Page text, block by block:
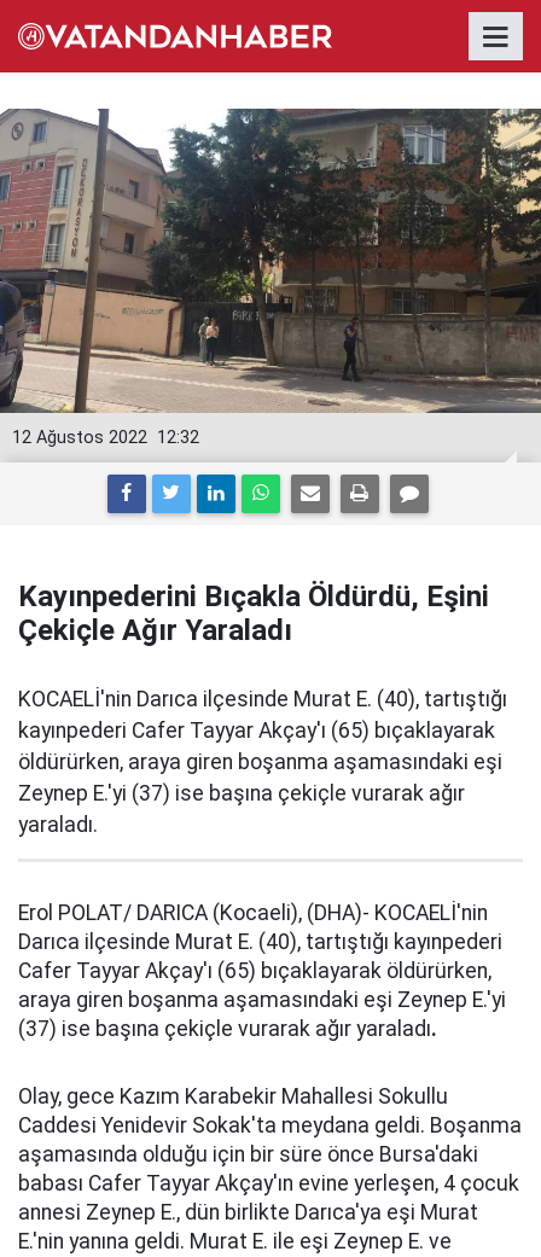
12:32
12 Ağustos 2022
Kayınpederini Bıçakla Öldürdü, Eşini
Çekiçle Ağır Yaraladı
KOCAELİ'nin Darıca ilçesinde Murat E. (40), tartıştığı
kayınpederi Cafer Tayyar Akçay'ı (65) bıçaklayarak
öldürürken, araya giren boşanma aşamasındaki eşi
Zeynep E.'yi (37) ise başına çekiçle vurarak ağır
yaraladı.
Erol POLAT/ DARICA (Kocaeli), (DHA)- KOCAELİ'nin
Darıca ilçesinde Murat E. (40), tartıştığı kayınpederi
Cafer Tayyar Akçay'ı (65) bıçaklayarak öldürürken,
araya giren boşanma aşamasındaki eşi Zeynep E.'yi
(37) ise başına çekiçle vurarak ağır yaraladı.
Olay, gece Kazım Karabekir Mahallesi Sokullu
Caddesi Yenidevir Sokak'ta meydana geldi. Boşanma
aşamasında olduğu için bir süre önce Bursa'daki
babası Cafer Tayyar Akçay'ın evine yerleşen, 4 çocuk
annesi Zeynep E., dün birlikte Darıca'ya eşi Murat
E.'nin yanına geldi. Murat E. ile eşi Zeynep E. ve